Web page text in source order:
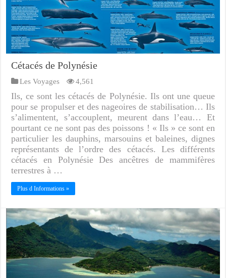
Cétacés de Polynésie
Les Voyages 4,561
Ils, ce sont les cétacés de Polynésie. Ils ont une queue
pour se propulser et des nageoires de stabilisation… Ils
s’alimentent, s’accouplent, meurent dans l’eau… Et
pourtant ce ne sont pas des poissons ! « Ils » ce sont en
particulier les dauphins, marsouins et baleines, dignes
représentants de l’ordre des cétacés. Les différents
cétacés en Polynésie Des ancêtres de mammifères
terrestres à …
Plus d Informations »